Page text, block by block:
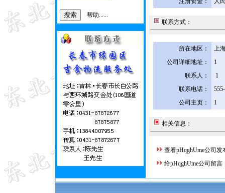
帮助......
联系方式：
所在地区：
上
公司详细地址：
1
联系人：
1
联系电话：
公司主页：
1
相关信息：
查看pHqghUme公司发
给pHqghUme公司留言